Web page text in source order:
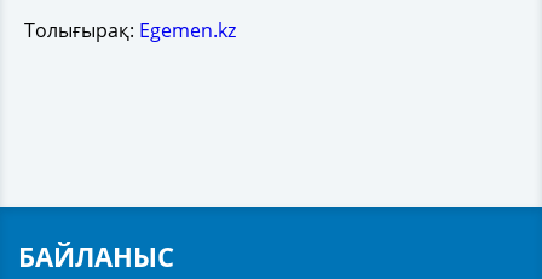
Толығырақ: Egemen.kz
БАЙЛАНЫС